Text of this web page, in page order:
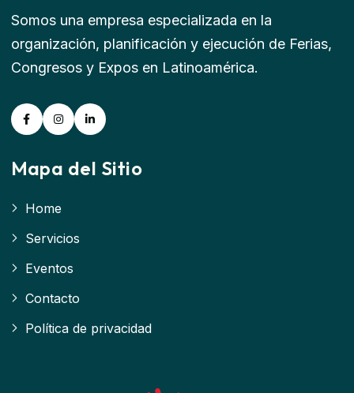
Somos una empresa especializada en la
organización, planificación y ejecución de Ferias,
Congresos y Expos en Latinoamérica.
Mapa del Sitio
Home
Servicios
Eventos
Contacto
Política de privacidad